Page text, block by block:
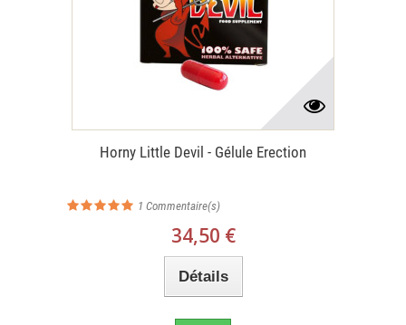
Horny Little Devil - Gélule Erection
1 Commentaire(s)
34,50 €
Détails